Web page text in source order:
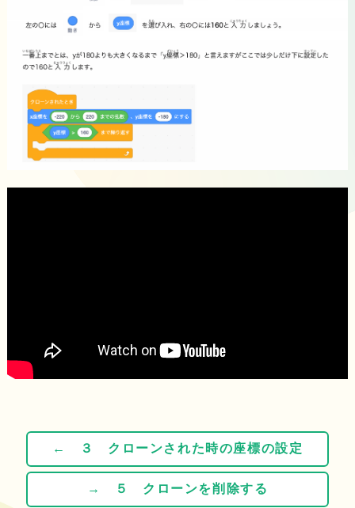
← ３ クローンされた時の座標の設定
→ ５ クローンを削除する